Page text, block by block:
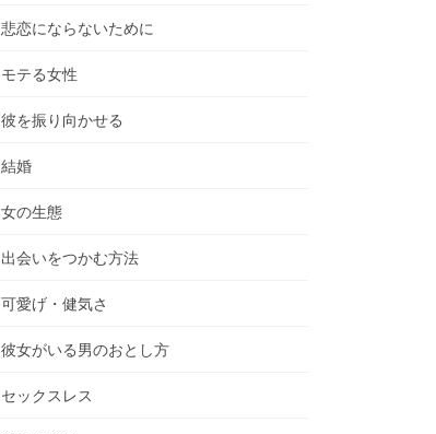
悲恋にならないために
モテる女性
彼を振り向かせる
結婚
女の生態
出会いをつかむ方法
可愛げ・健気さ
彼女がいる男のおとし方
セックスレス